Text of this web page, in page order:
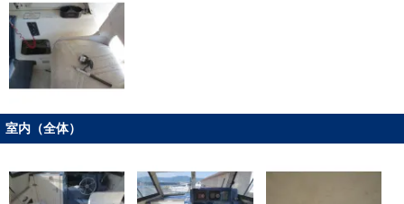
室内（全体）